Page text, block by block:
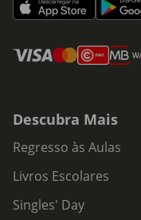
Descubra Mais
Regresso às Aulas
Livros Escolares
Singles' Day